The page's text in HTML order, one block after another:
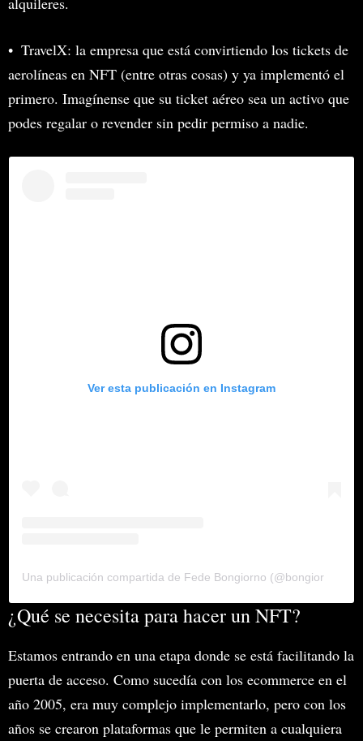
TravelX: la empresa que está convirtiendo los tickets de
aerolíneas en NFT (entre otras cosas) y ya implementó el
primero. Imagínense que su ticket aéreo sea un activo que
podes regalar o revender sin pedir permiso a nadie.
Ver esta publicación en Instagram
¿Qué se necesita para hacer un NFT?
Estamos entrando en una etapa donde se está facilitando la
puerta de acceso. Como sucedía con los ecommerce en el
año 2005, era muy complejo implementarlo, pero con los
años se crearon plataformas que le permiten a cualquiera